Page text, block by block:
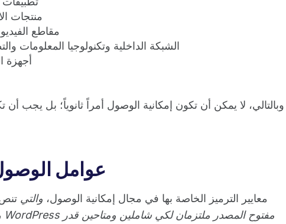
منتجات
مقاطع
الشبكة الداخلية وتكنولوجيا المعلومات
أجهزة
وبالتالي، لا يمكن أن تكون إمكانية الوصول أمراً ثانوياً؛ بل
عوامل
صممت WordPress معايير الترميز الخاصة بها في مجال إمكانية الوصول، والتي